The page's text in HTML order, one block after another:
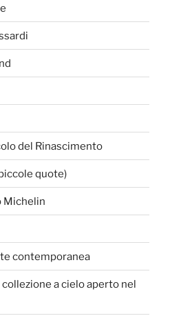
del Rinascimento
quote)
Michelin
contemporanea
a cielo aperto nel